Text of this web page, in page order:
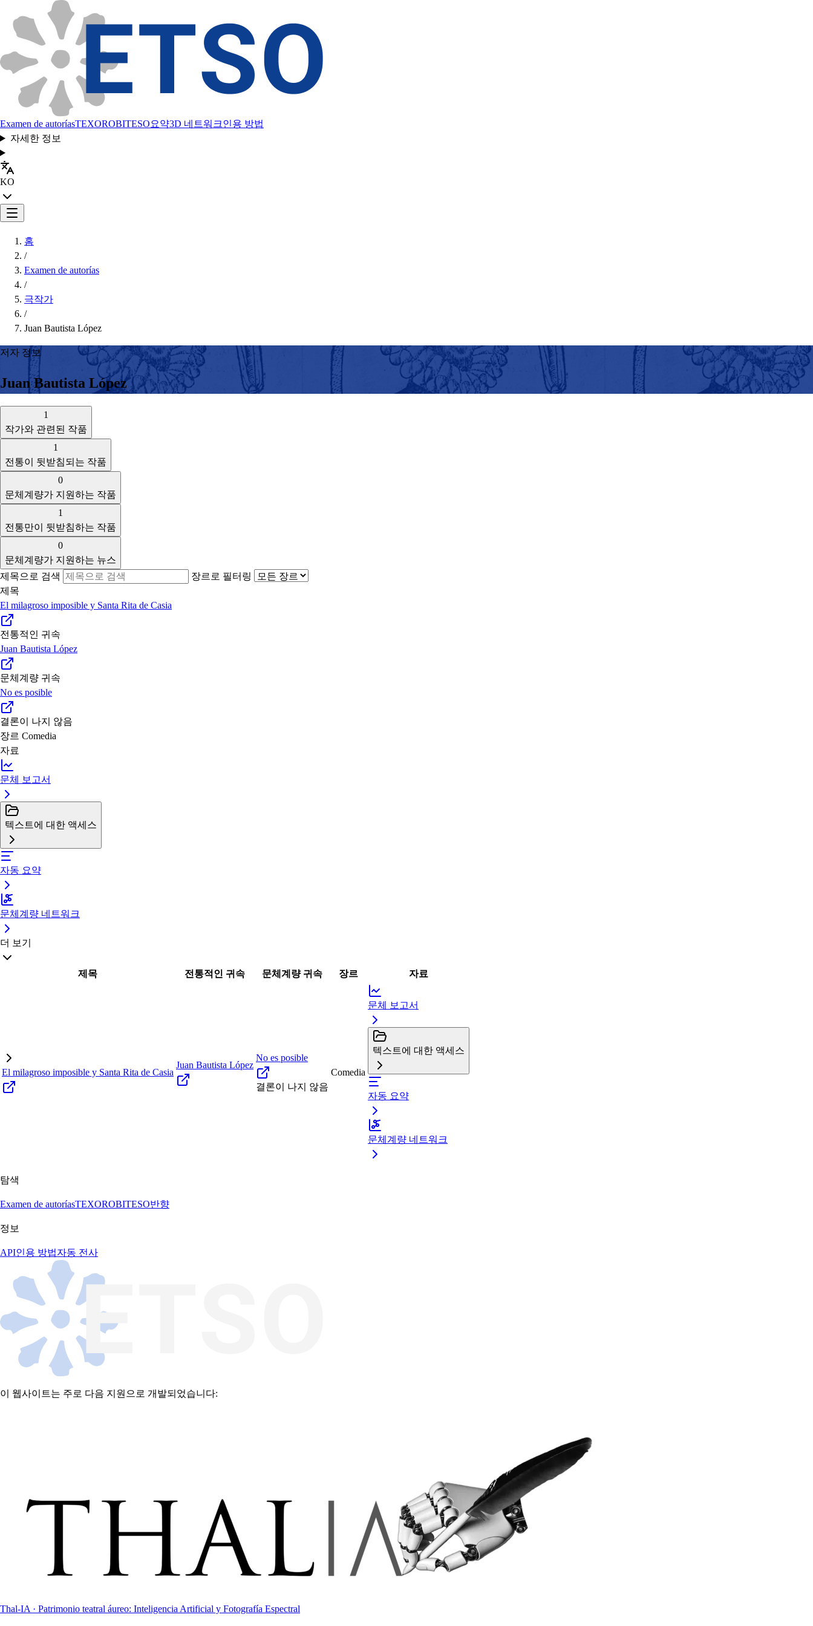
Examen de autoríasTEXOROBITESO요약3D 네트워크인용 방법
자세한 정보
KO
홈
/
Examen de autorías
/
극작가
/
Juan Bautista López
저자 정보
Juan Bautista López
1
작가와 관련된 작품
1
전통이 뒷받침되는 작품
0
문체계량가 지원하는 작품
1
전통만이 뒷받침하는 작품
0
문체계량가 지원하는 뉴스
제목으로 검색
장르로 필터링
제목
El milagroso imposible y Santa Rita de Casia
전통적인 귀속
Juan Bautista López
문체계량 귀속
No es posible
결론이 나지 않음
장르 Comedia
자료
문체 보고서
텍스트에 대한 액세스
자동 요약
문체계량 네트워크
더 보기
제목 전통적인 귀속 문체계량 귀속 장르 자료
El milagroso imposible y Santa Rita de Casia
Juan Bautista López
No es posible
결론이 나지 않음
Comedia
문체 보고서
텍스트에 대한 액세스
자동 요약
문체계량 네트워크
탐색
Examen de autoríasTEXOROBITESO반향
정보
API인용 방법자동 전사
이 웹사이트는 주로 다음 지원으로 개발되었습니다:
Thal-IA · Patrimonio teatral áureo: Inteligencia Artificial y Fotografía Espectral